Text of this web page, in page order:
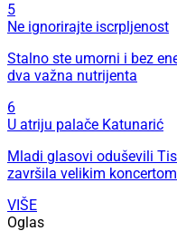
5
Ne ignorirajte iscrpljenost
Stalno ste umorni i bez
dva važna nutrijenta
6
U atriju palače Katunarić
Mladi glasovi oduševili
završila velikim koncertom
VIŠE
Oglas